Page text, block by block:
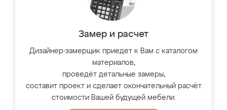
Замер и расчет
Дизайнер-замерщик приедет к Вам с каталогом
материалов,
проведёт детальные замеры,
составит проект и сделает окончательный расчёт
стоимости Вашей будущей мебели.